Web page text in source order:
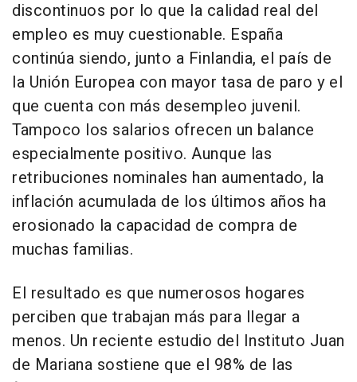
discontinuos por lo que la calidad real del
empleo es muy cuestionable. España
continúa siendo, junto a Finlandia, el país de
la Unión Europea con mayor tasa de paro y el
que cuenta con más desempleo juvenil.
Tampoco los salarios ofrecen un balance
especialmente positivo. Aunque las
retribuciones nominales han aumentado, la
inflación acumulada de los últimos años ha
erosionado la capacidad de compra de
muchas familias.
El resultado es que numerosos hogares
perciben que trabajan más para llegar a
menos. Un reciente estudio del Instituto Juan
de Mariana sostiene que el 98% de las